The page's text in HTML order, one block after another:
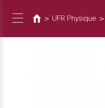
Toggle
está
aquí
> UFR Physique >